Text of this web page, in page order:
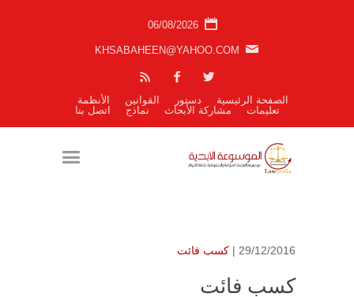
06/08/2026
KHSABAHEEN@YAHOO.COM
الصفحة الرئيسية دستور القوانين
الأنظمة
تعليمات
مشاركة الأبحاث نماذج اتصل بنا
29/12/2016 | كسب فائت
كسب فائت